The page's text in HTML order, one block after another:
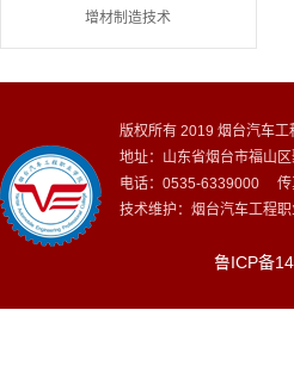
增材制造技术
版权所有 2019 烟台汽车工
地址：山东省烟台市福山
电话：0535-6339000 传
技术维护：烟台汽车工程
鲁ICP备